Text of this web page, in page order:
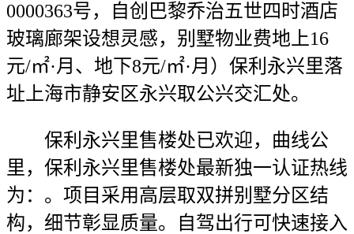
0000363号，自创巴黎乔治五世四时酒店
玻璃廊架设想灵感，别墅物业费地上16
元/㎡·月、地下8元/㎡·月）保利永兴里落
址上海市静安区永兴取公兴交汇处。
保利永兴里售楼处已欢迎，曲线公
里，保利永兴里售楼处最新独一认证热线
为：。项目采用高层取双拼别墅分区结
构，细节彰显质量。自驾出行可快速接入